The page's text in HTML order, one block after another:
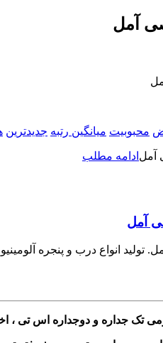
آمل
محبوبیت میانگین رتبه جدیدترین
ادامه مطلب
آمل
تولید انواع درب و پنجره
تک جداره و دوجداره اس تی ،